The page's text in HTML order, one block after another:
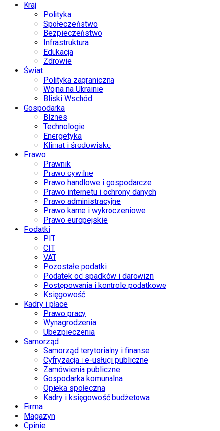
Kraj
Polityka
Społeczeństwo
Bezpieczeństwo
Infrastruktura
Edukacja
Zdrowie
Świat
Polityka zagraniczna
Wojna na Ukrainie
Bliski Wschód
Gospodarka
Biznes
Technologie
Energetyka
Klimat i środowisko
Prawo
Prawnik
Prawo cywilne
Prawo handlowe i gospodarcze
Prawo internetu i ochrony danych
Prawo administracyjne
Prawo karne i wykroczeniowe
Prawo europejskie
Podatki
PIT
CIT
VAT
Pozostałe podatki
Podatek od spadków i darowizn
Postępowania i kontrole podatkowe
Księgowość
Kadry i płace
Prawo pracy
Wynagrodzenia
Ubezpieczenia
Samorząd
Samorząd terytorialny i finanse
Cyfryzacja i e-usługi publiczne
Zamówienia publiczne
Gospodarka komunalna
Opieka społeczna
Kadry i księgowość budżetowa
Firma
Magazyn
Opinie